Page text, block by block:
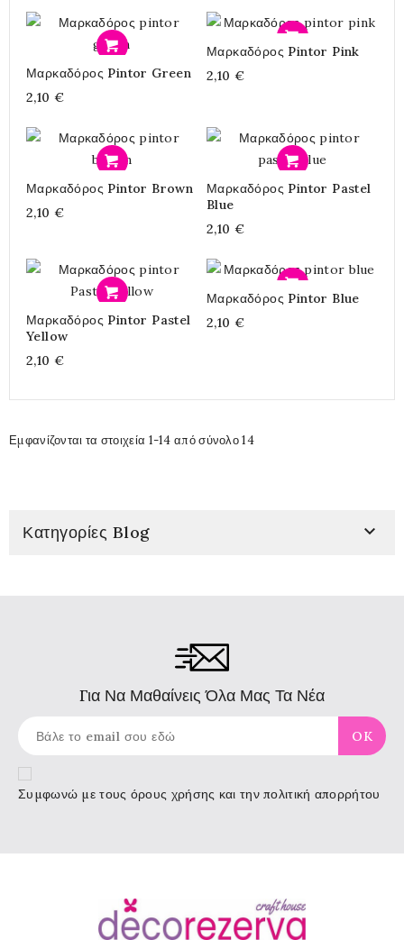
Μαρκαδόρος Pintor Green
2,10 €
Μαρκαδόρος Pintor Pink
2,10 €
Μαρκαδόρος Pintor Brown
2,10 €
Μαρκαδόρος Pintor Pastel
Blue
2,10 €
Μαρκαδόρος Pintor Pastel
Yellow
2,10 €
Μαρκαδόρος Pintor Blue
2,10 €
Εμφανίζονται τα στοιχεία 1-14 από σύνολο 14
Κατηγορίες Blog 
Για Να Μαθαίνεις Όλα Μας Τα Νέα
Συμφωνώ με τους όρους χρήσης και την πολιτική απορρήτου